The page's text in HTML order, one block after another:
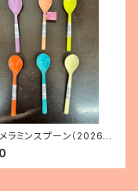
ラミンスプーン（2026年